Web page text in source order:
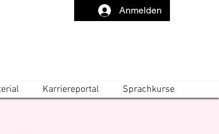
Anmelden
Karriereportal Sprachkurse